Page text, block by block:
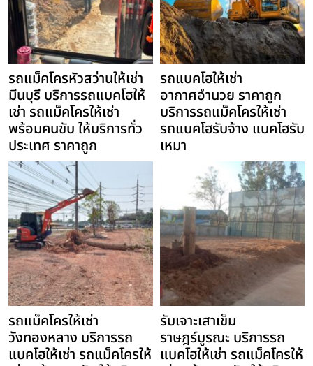
รถแม็คโครหัวสว่านให้เช่า
มีนบุรี บริการรถแบคโฮให้
เช่า รถแม็คโครให้เช่า
พร้อมคนขับ ให้บริการทั่ว
ประเทศ ราคาถูก
รถแบคโฮให้เช่า
อากาศอำนวย ราคาถูก
บริการรถแม็คโครให้เช่า
รถแบคโฮรับจ้าง แบคโฮรับ
เหมา
รถแม็คโครให้เช่า
วังทองหลาง บริการรถ
แบคโฮให้เช่า รถแม็คโครให้
รับเจาะเสาเข็ม
ราษฎร์บูรณะ บริการรถ
แบคโฮให้เช่า รถแม็คโครให้